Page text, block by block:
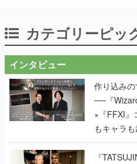
カテゴリーピッ
インタビュー
作り込み
──『
×『FFXI』
もキャラ
で作り込
く
『